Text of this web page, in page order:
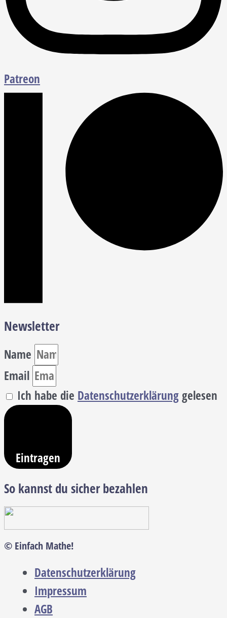
Patreon
Newsletter
Name
Email
Ich habe die Datenschutzerklärunggelesen
Eintragen
So kannst du sicher bezahlen
© Einfach Mathe!
Datenschutzerklärung
Impressum
AGB